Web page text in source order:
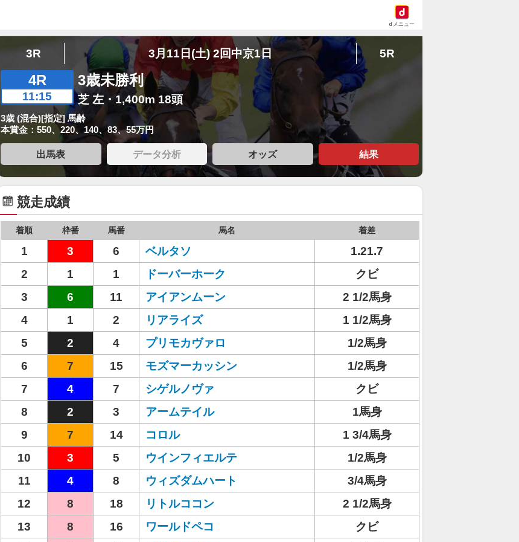
dメニュー
3R 3月11日(土) 2回中京1日 5R
4R
11:15
3歳未勝利
芝 左・1,400m 18頭
3歳 (混合)[指定] 馬齢
本賞金：550、220、140、83、55万円
出馬表 データ分析 オッズ 結果
競走成績
着順 枠番 馬番 馬名 着差
1 3 6 ベルタソ
1.21.7
2
1 1 ドーバーホーク
クビ
3
6 11 アイアンムーン
2 1/2馬身
4
1 2 リアライズ
1 1/2馬身
5
2 4 プリモカヴァロ
1/2馬身
6
7 15 モズマーカッシン
1/2馬身
7
4 7 シゲルノヴァ
クビ
8
2 3 アームテイル
1馬身
9
7 14 コロル
1 3/4馬身
10
3 5 ウインフィエルテ
1/2馬身
11
4 8 ウィズダムハート
3/4馬身
12
8 18 リトルココン
2 1/2馬身
13
8 16 ワールドペコ
クビ